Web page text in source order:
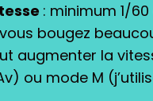
: minimum 1/
bougez
augmenter la
ou mode M